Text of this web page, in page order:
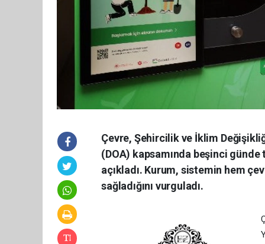
Çevre, Şehircilik ve İklim
(DOA) kapsamında beşinci günde
açıkladı. Kurum, sistemin hem
sağladığını vurguladı.